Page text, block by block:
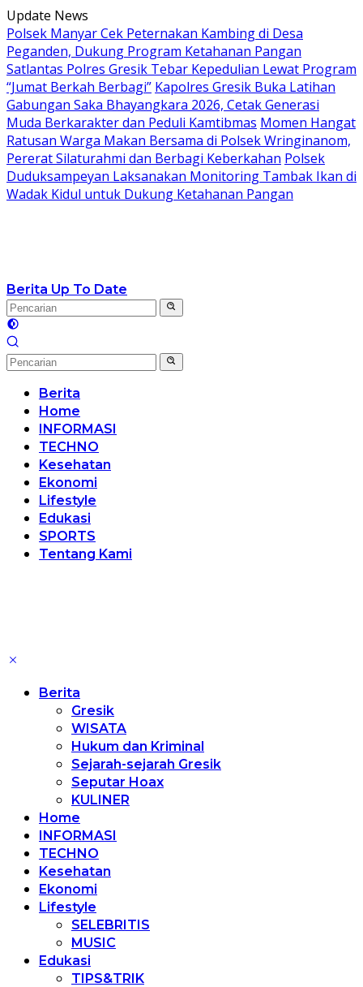
Langsung
ke
konten
Update News
Polsek Manyar Cek Peternakan Kambing di Desa
Peganden, Dukung Program Ketahanan Pangan
Satlantas Polres Gresik Tebar Kepedulian Lewat Program
“Jumat Berkah Berbagi” Kapolres Gresik Buka Latihan
Gabungan Saka Bhayangkara 2026, Cetak Generasi
Muda Berkarakter dan Peduli Kamtibmas Momen Hangat
Ratusan Warga Makan Bersama di Polsek Wringinanom,
Pererat Silaturahmi dan Berbagi Keberkahan Polsek
Duduksampeyan Laksanakan Monitoring Tambak Ikan di
Wadak Kidul untuk Dukung Ketahanan Pangan
Berita Up To Date
Berita
Home
INFORMASI
TECHNO
Kesehatan
Ekonomi
Lifestyle
Edukasi
SPORTS
Tentang Kami
Berita
Gresik
WISATA
Hukum dan Kriminal
Sejarah-sejarah Gresik
Seputar Hoax
KULINER
Home
INFORMASI
TECHNO
Kesehatan
Ekonomi
Lifestyle
SELEBRITIS
MUSIC
Edukasi
TIPS&TRIK